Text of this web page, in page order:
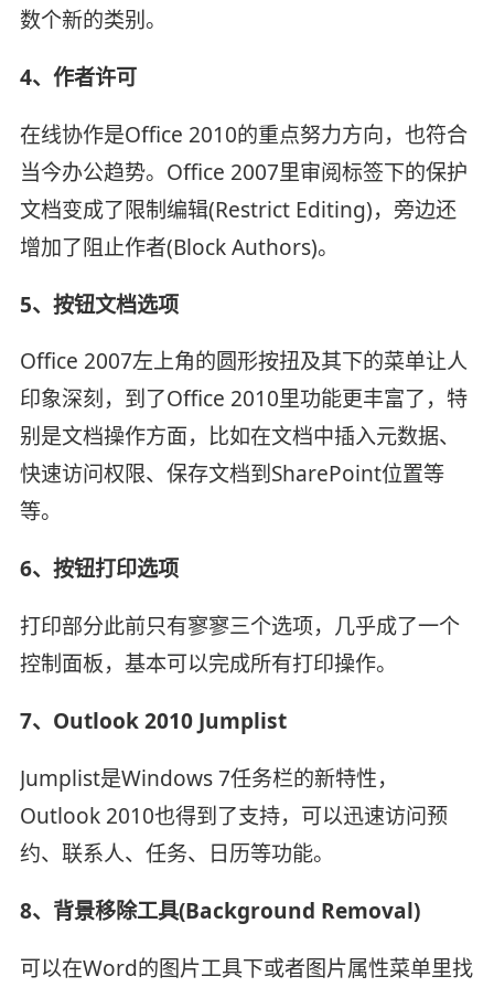
数个新的类别。
4、作者许可
在线协作是Office 2010的重点努力方向，也符合
当今办公趋势。Office 2007里审阅标签下的保护
文档变成了限制编辑(Restrict Editing)，旁边还
增加了阻止作者(Block Authors)。
5、按钮文档选项
Office 2007左上角的圆形按扭及其下的菜单让人
印象深刻，到了Office 2010里功能更丰富了，特
别是文档操作方面，比如在文档中插入元数据、
快速访问权限、保存文档到SharePoint位置等
等。
6、按钮打印选项
打印部分此前只有寥寥三个选项，几乎成了一个
控制面板，基本可以完成所有打印操作。
7、Outlook 2010 Jumplist
Jumplist是Windows 7任务栏的新特性，
Outlook 2010也得到了支持，可以迅速访问预
约、联系人、任务、日历等功能。
8、背景移除工具(Background Removal)
可以在Word的图片工具下或者图片属性菜单里找